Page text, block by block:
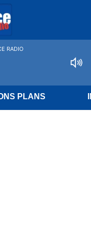
PLANS
RADIO